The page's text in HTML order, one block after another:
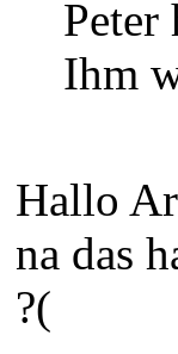
Peter
Ihm
Hallo
na das
?(